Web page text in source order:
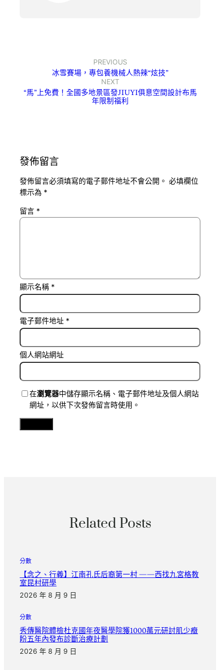
PREVIOUS
冰雪賽場，專包養機械人熱辣“炫技”
NEXT
“馬”上免費！全國多地景區發JIUYI俱意空間設計布馬
年限制福利
發佈留言
發佈留言必須填寫的電子郵件地址不會公開。 必填欄位
標示為 *
留言 *
顯示名稱 *
電子郵件地址 *
個人網站網址
在瀏覽器中儲存顯示名稱、電子郵件地址及個人網站
網址，以供下次發佈留言時使用。
Related Posts
分數
【念之、行義】江南孔氏后裔第一村 ——西找九宮格教
室昆村研學
2026 年 8 月 9 日
分數
秀傳醫院體檢杜克國年夜醫學院獲1000萬元研討肌少癥
盼五年內發布診斷治療計劃
2026 年 8 月 9 日